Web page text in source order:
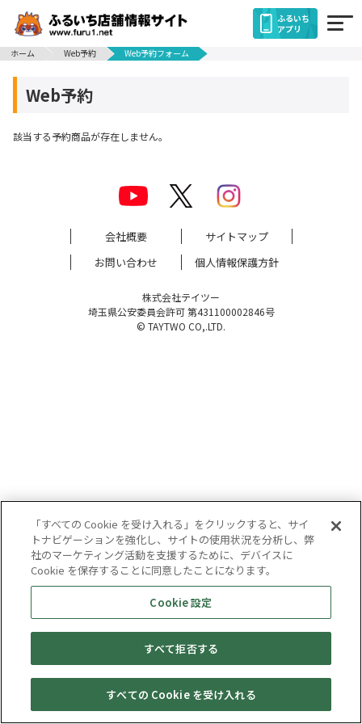
ふるいち
アプリ
ホーム
Web予約 Web予約フォーム
Web予約
該当する予約商品が存在しません。
会社概要
サイトマップ
お問い合わせ
個人情報保護方針
株式会社テイツー
埼玉県公安委員会許可 第431100002846号
© TAYTWO CO,.LTD.
キャンペーン 店舗一覧 Web予約 買取情報 宅配買取
「すべての Cookie を受け入れる」をクリックすると、サイ
トナビゲーションを強化し、サイトの使用状況を分析し、弊
社のマーケティング活動を支援するために、デバイスに
Cookie を保存することに同意したことになります。
Cookie 設定
すべて拒否する
すべての Cookie を受け入れる